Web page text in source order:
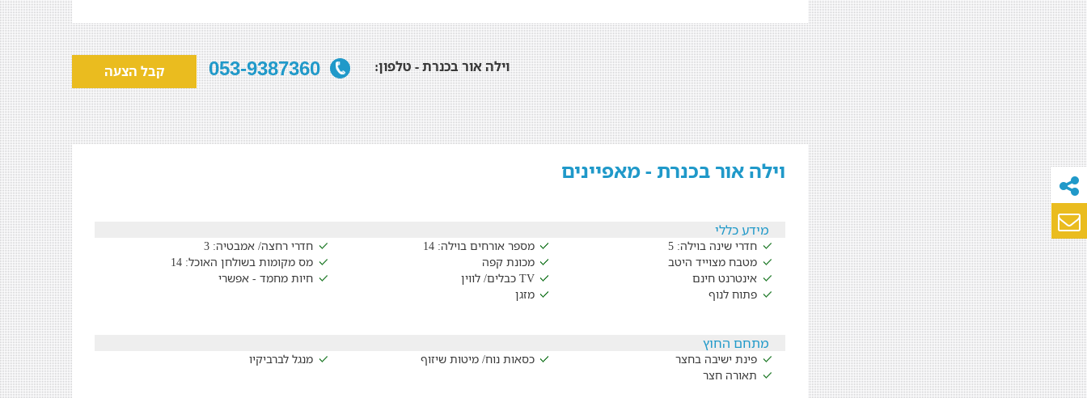
קבל הצעה 053-9387360 וילה אור בכנרת - טלפון:
וילה אור בכנרת - מאפיינים
מידע כללי
חדרי שינה בוילה: 5 מספר אורחים בוילה: 14
חדרי רחצה/ אמבטיה: 3
מטבח מצוייד היטב
מכונת קפה
מס מקומות בשולחן האוכל: 14
אינטרנט חינם
TV כבלים/ לווין
חיות מחמד - אפשרי
פתוח לנוף
מזגן
מתחם החוץ
פינת ישיבה בחצר כסאות נוח/ מיטות שיזוף
מנגל לברביקיו
תאורה חצר